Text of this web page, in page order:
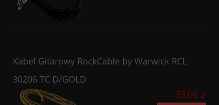
Kabel Gitarowy RockCable by Warwick RCL
30206 TC D/GOLD
55,00 zł